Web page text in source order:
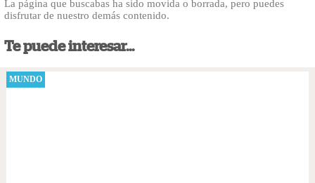
La página que buscabas ha sido movida o borrada, pero puedes
disfrutar de nuestro demás contenido.
Te puede interesar...
MUNDO